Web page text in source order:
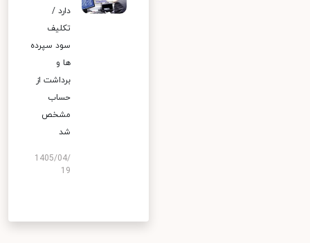
دارد /
تکلیف
سود سپرده
ها و
برداشت از
حساب
مشخص
شد
1405/04/
19